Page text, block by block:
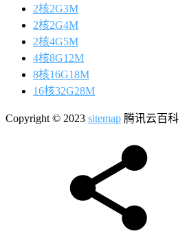
2核2G3M
2核2G4M
2核4G5M
4核8G12M
8核16G18M
16核32G28M
Copyright © 2023 sitemap 腾讯云百科